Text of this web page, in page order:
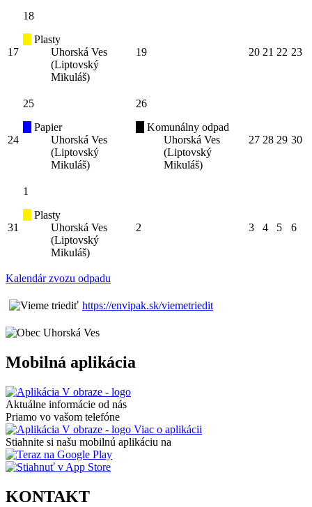
17
18
Plasty
Uhorská Ves
(Liptovský
Mikuláš)
19 20 21 22 23
24
25
Papier
Uhorská Ves
(Liptovský
Mikuláš)
26
Komunálny odpad
Uhorská Ves
(Liptovský
Mikuláš)
27 28 29 30
31
1
Plasty
Uhorská Ves
(Liptovský
Mikuláš)
2 3 4 5 6
Kalendár zvozu odpadu
https://envipak.sk/viemetriedit
Mobilná aplikácia
Aktuálne informácie od nás
Priamo vo vašom telefóne
Viac o aplikácii
Stiahnite si našu mobilnú aplikáciu na
KONTAKT